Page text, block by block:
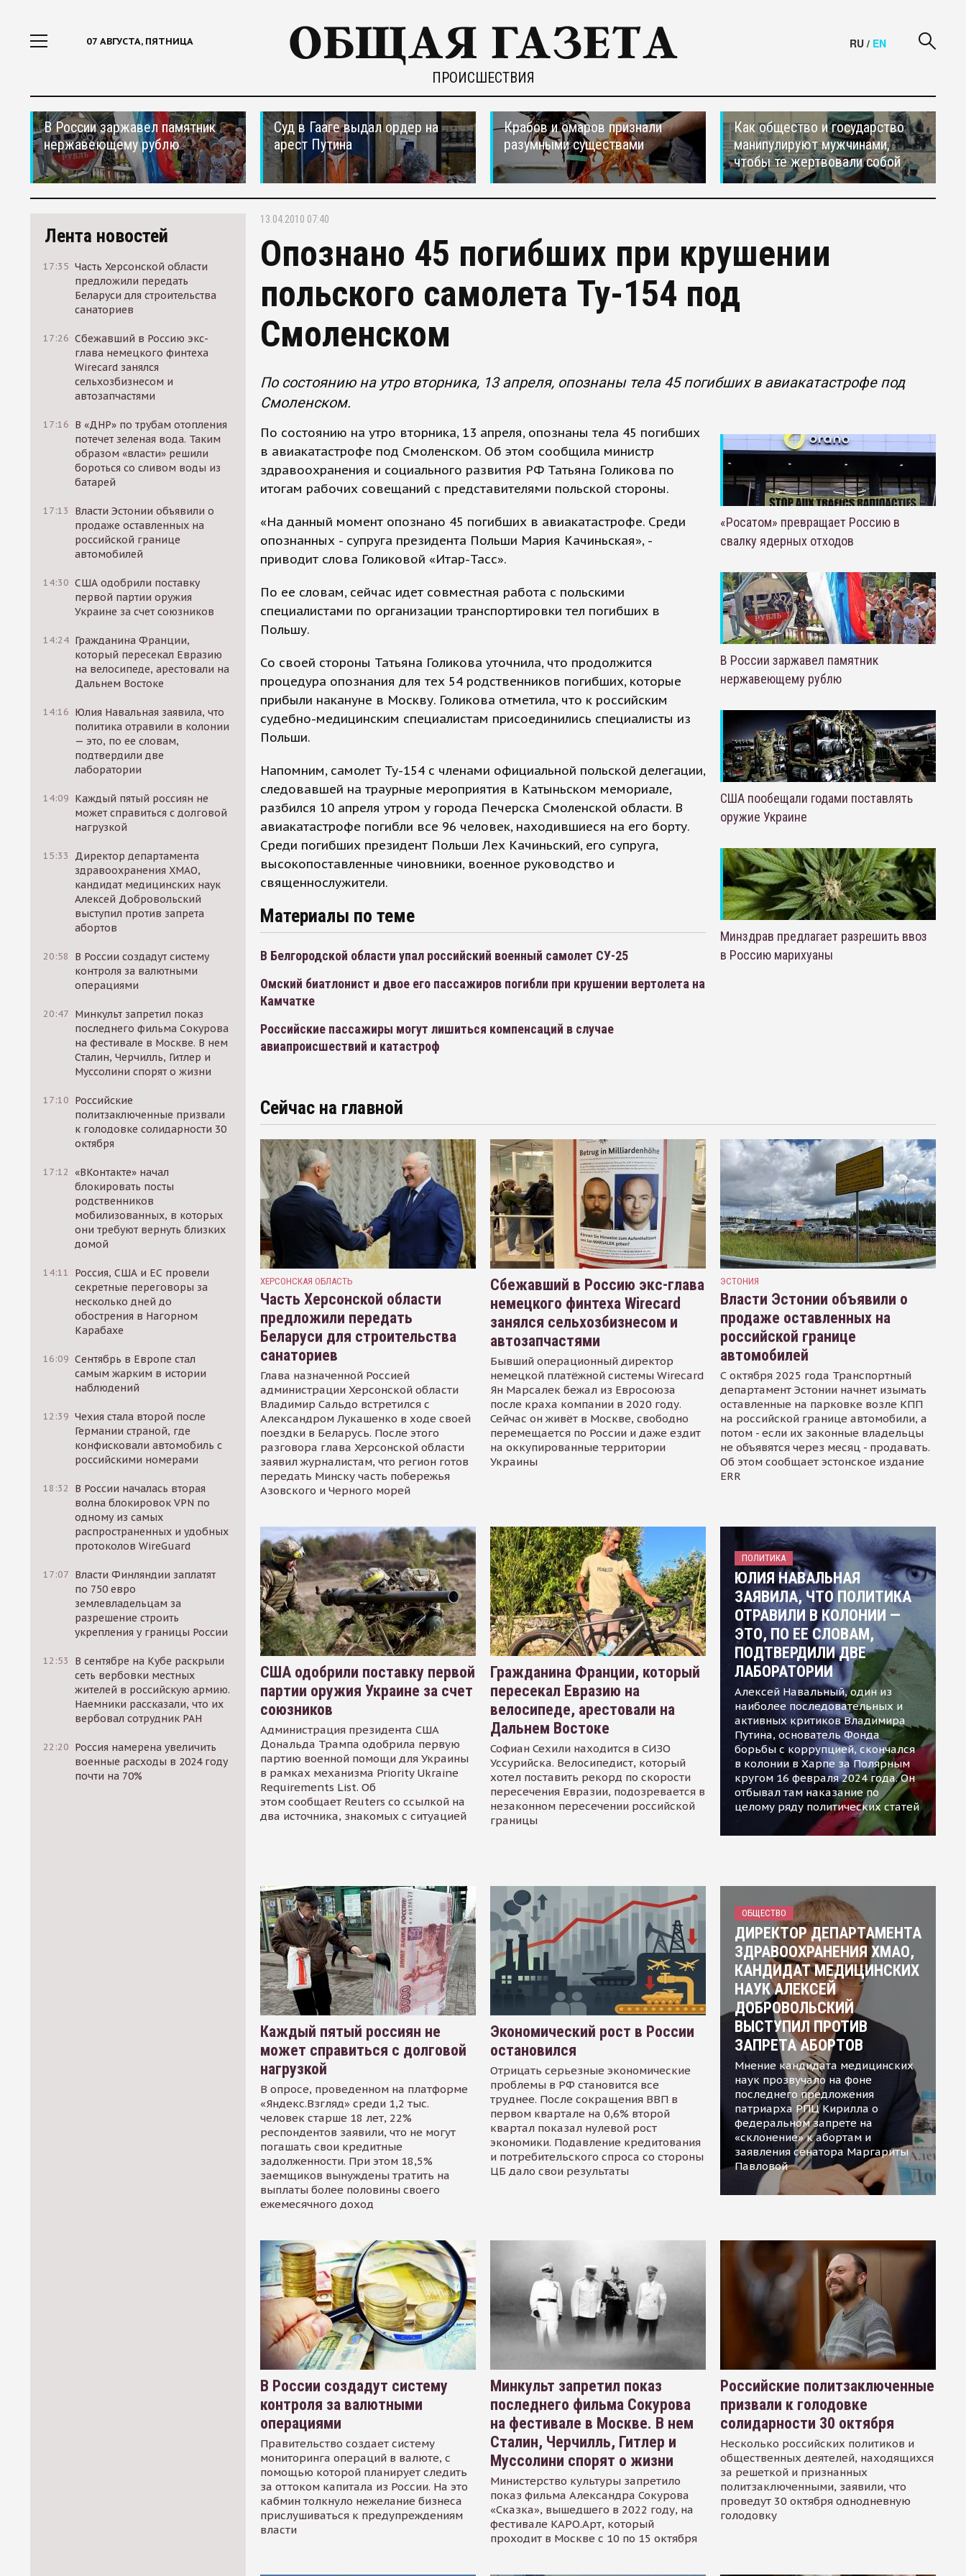
07 АВГУСТА, ПЯТНИЦА
ПРОИСШЕСТВИЯ
RU / EN
В России заржавел памятник
нержавеющему рублю
Суд в Гааге выдал ордер на
арест Путина
Крабов и омаров признали
разумными существами
Как общество и государство
манипулируют мужчинами,
чтобы те жертвовали собой
Лента новостей
17:35 Часть Херсонской области
предложили передать
Беларуси для строительства
санаториев
17:26 Сбежавший в Россию экс-
глава немецкого финтеха
Wirecard занялся
сельхозбизнесом и
автозапчастями
17:16 В «ДНР» по трубам отопления
потечет зеленая вода. Таким
образом «власти» решили
бороться со сливом воды из
батарей
17:13
Власти Эстонии объявили о
продаже оставленных на
российской границе
автомобилей
14:30 США одобрили поставку
первой партии оружия
Украине за счет союзников
14:24 Гражданина Франции,
который пересекал Евразию
на велосипеде, арестовали на
Дальнем Востоке
14:16 Юлия Навальная заявила, что
политика отравили в колонии
— это, по ее словам,
подтвердили две
лаборатории
14:09 Каждый пятый россиян не
может справиться с долговой
нагрузкой
15:33
Директор департамента
здравоохранения ХМАО,
кандидат медицинских наук
Алексей Добровольский
выступил против запрета
абортов
20:58
В России создадут систему
контроля за валютными
операциями
20:47 Минкульт запретил показ
последнего фильма Сокурова
на фестивале в Москве. В нем
Сталин, Черчилль, Гитлер и
Муссолини спорят о жизни
17:10 Российские
политзаключенные призвали
к голодовке солидарности 30
октября
17:12 «ВКонтакте» начал
блокировать посты
родственников
мобилизованных, в которых
они требуют вернуть близких
домой
14:11
Россия, США и ЕС провели
секретные переговоры за
несколько дней до
обострения в Нагорном
Карабахе
16:09 Сентябрь в Европе стал
самым жарким в истории
наблюдений
12:39 Чехия стала второй после
Германии страной, где
конфисковали автомобиль с
российскими номерами
18:32
В России началась вторая
волна блокировок VPN по
одному из самых
распространенных и удобных
протоколов WireGuard
17:07 Власти Финляндии заплатят
по 750 евро
землевладельцам за
разрешение строить
укрепления у границы России
12:53
В сентябре на Кубе раскрыли
сеть вербовки местных
жителей в российскую армию.
Наемники рассказали, что их
вербовал сотрудник РАН
22:20 Россия намерена увеличить
военные расходы в 2024 году
почти на 70%
13.04.2010 07:40
Опознано 45 погибших при крушении
польского самолета Ту-154 под
Смоленском
По состоянию на утро вторника, 13 апреля, опознаны тела 45 погибших в авиакатастрофе под
Смоленском.
По состоянию на утро вторника, 13 апреля, опознаны тела 45 погибших
в авиакатастрофе под Смоленском. Об этом сообщила министр
здравоохранения и социального развития РФ Татьяна Голикова по
итогам рабочих совещаний с представителями польской стороны.
«На данный момент опознано 45 погибших в авиакатастрофе. Среди
опознанных - супруга президента Польши Мария Качиньская», -
приводит слова Голиковой «Итар-Тасс».
По ее словам, сейчас идет совместная работа с польскими
специалистами по организации транспортировки тел погибших в
Польшу.
Со своей стороны Татьяна Голикова уточнила, что продолжится
процедура опознания для тех 54 родственников погибших, которые
прибыли накануне в Москву. Голикова отметила, что к российским
судебно-медицинским специалистам присоединились специалисты из
Польши.
Напомним, самолет Ту-154 с членами официальной польской делегации,
следовавшей на траурные мероприятия в Катыньском мемориале,
разбился 10 апреля утром у города Печерска Смоленской области. В
авиакатастрофе погибли все 96 человек, находившиеся на его борту.
Среди погибших президент Польши Лех Качиньский, его супруга,
высокопоставленные чиновники, военное руководство и
священнослужители.
Материалы по теме
В Белгородской области упал российский военный самолет СУ-25
Омский биатлонист и двое его пассажиров погибли при крушении вертолета на
Камчатке
Российские пассажиры могут лишиться компенсаций в случае
авиапроисшествий и катастроф
«Росатом» превращает Россию в
свалку ядерных отходов
В России заржавел памятник
нержавеющему рублю
США пообещали годами поставлять
оружие Украине
Минздрав предлагает разрешить ввоз
в Россию марихуаны
Сейчас на главной
ХЕРСОНСКАЯ ОБЛАСТЬ
Часть Херсонской области
предложили передать
Беларуси для строительства
санаториев
Глава назначенной Россией
администрации Херсонской области
Владимир Сальдо встретился с
Александром Лукашенко в ходе своей
поездки в Беларусь. После этого
разговора глава Херсонской области
заявил журналистам, что регион готов
передать Минску часть побережья
Азовского и Черного морей
Сбежавший в Россию экс-глава
немецкого финтеха Wirecard
занялся сельхозбизнесом и
автозапчастями
Бывший операционный директор
немецкой платёжной системы Wirecard
Ян Марсалек бежал из Евросоюза
после краха компании в 2020 году.
Сейчас он живёт в Москве, свободно
перемещается по России и даже ездит
на оккупированные территории
Украины
ЭСТОНИЯ
Власти Эстонии объявили о
продаже оставленных на
российской границе
автомобилей
С октября 2025 года Транспортный
департамент Эстонии начнет изымать
оставленные на парковке возле КПП
на российской границе автомобили, а
потом - если их законные владельцы
не объявятся через месяц - продавать.
Об этом сообщает эстонское издание
ERR
США одобрили поставку первой
партии оружия Украине за счет
союзников
Администрация президента США
Дональда Трампа одобрила первую
партию военной помощи для Украины
в рамках механизма Priority Ukraine
Requirements List. Об
этом сообщает Reuters со ссылкой на
два источника, знакомых с ситуацией
Гражданина Франции, который
пересекал Евразию на
велосипеде, арестовали на
Дальнем Востоке
Софиан Сехили находится в СИЗО
Уссурийска. Велосипедист, который
хотел поставить рекорд по скорости
пересечения Евразии, подозревается в
незаконном пересечении российской
границы
ПОЛИТИКА
ЮЛИЯ НАВАЛЬНАЯ
ЗАЯВИЛА, ЧТО ПОЛИТИКА
ОТРАВИЛИ В КОЛОНИИ —
ЭТО, ПО ЕЕ СЛОВАМ,
ПОДТВЕРДИЛИ ДВЕ
ЛАБОРАТОРИИ
Алексей Навальный, один из
наиболее последовательных и
активных критиков Владимира
Путина, основатель Фонда
борьбы с коррупцией, скончался
в колонии в Харпе за Полярным
кругом 16 февраля 2024 года. Он
отбывал там наказание по
целому ряду политических статей
Каждый пятый россиян не
может справиться с долговой
нагрузкой
В опросе, проведенном на платформе
«Яндекс.Взгляд» среди 1,2 тыс.
человек старше 18 лет, 22%
респондентов заявили, что не могут
погашать свои кредитные
задолженности. При этом 18,5%
заемщиков вынуждены тратить на
выплаты более половины своего
ежемесячного доход
Экономический рост в России
остановился
Отрицать серьезные экономические
проблемы в РФ становится все
труднее. После сокращения ВВП в
первом квартале на 0,6% второй
квартал показал нулевой рост
экономики. Подавление кредитования
и потребительского спроса со стороны
ЦБ дало свои результаты
ОБЩЕСТВО
ДИРЕКТОР ДЕПАРТАМЕНТА
ЗДРАВООХРАНЕНИЯ ХМАО,
КАНДИДАТ МЕДИЦИНСКИХ
НАУК АЛЕКСЕЙ
ДОБРОВОЛЬСКИЙ
ВЫСТУПИЛ ПРОТИВ
ЗАПРЕТА АБОРТОВ
Мнение кандидата медицинских
наук прозвучало на фоне
последнего предложения
патриарха РПЦ Кирилла о
федеральном запрете на
«склонение» к абортам и
заявления сенатора Маргариты
Павловой
В России создадут систему
контроля за валютными
операциями
Правительство создает систему
мониторинга операций в валюте, с
помощью которой планирует следить
за оттоком капитала из России. На это
кабмин толкнуло нежелание бизнеса
прислушиваться к предупреждениям
власти
Минкульт запретил показ
последнего фильма Сокурова
на фестивале в Москве. В нем
Сталин, Черчилль, Гитлер и
Муссолини спорят о жизни
Министерство культуры запретило
показ фильма Александра Сокурова
«Сказка», вышедшего в 2022 году, на
фестивале КАРО.Арт, который
проходит в Москве с 10 по 15 октября
Российские политзаключенные
призвали к голодовке
солидарности 30 октября
Несколько российских политиков и
общественных деятелей, находящихся
за решеткой и признанных
политзаключенными, заявили, что
проведут 30 октября однодневную
голодовку